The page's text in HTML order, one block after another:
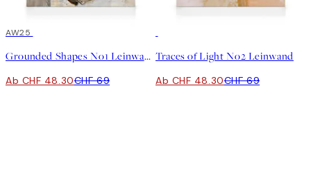
30%*
AW25
Grounded Shapes No1 Leinwand
Ab CHF 48.30CHF 69
Traces of Light No2 Leinwand
Ab CHF 48.30CHF 69